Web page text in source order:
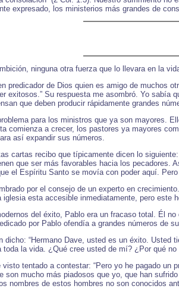
expresado, los ministerios más grandes de
ninguna otra fuerza que lo llevara en la
predicador de Dios quien es amigo de muchos
exitosos.” Su respuesta me asombró. Yo
que deben producir rápidamente grandes
para los ministros que ya son mayores.
comienza a crecer, los pastores ya mayores
así expandir sus números.
cartas recibo que típicamente dicen lo
que ser más favorables hacia los pecadores.
el Espíritu Santo se movía con poder aquí.
por el consejo de un experto en
iglesia esta accesible inmediatamente, pero este
del éxito, Pablo era un fracaso total. Él
por Pablo ofendía a grandes números de
dicho: “Hermano Dave, usted es un éxito.
toda la vida. ¿Qué cree usted de mí? ¿Por qué
visto tentado a contestar: “Pero yo he pagado
son mucho más piadosos que yo, que han
nombres de estos hombres no son conocidos